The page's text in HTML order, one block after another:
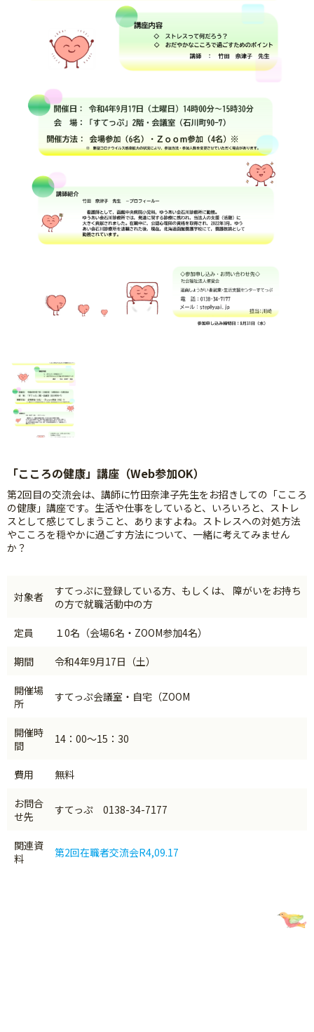
「こころの健康」講座（Web参加OK）
第2回目の交流会は、講師に竹田奈津子先生をお招きしての「こころ
の健康」講座です。生活や仕事をしていると、いろいろと、ストレ
スとして感じてしまうこと、ありますよね。ストレスへの対処方法
やこころを穏やかに過ごす方法について、一緒に考えてみません
か？
対象者
すてっぷに登録している方、もしくは、 障がいをお持ち
の方で就職活動中の方
定員 １0名（会場6名・ZOOM参加4名）
期間 令和4年9月17日（土）
開催場
所
すてっぷ会議室・自宅（ZOOM
開催時
間
14：00～15：30
費用 無料
お問合
せ先
すてっぷ 0138-34-7177
関連資
料
第2回在職者交流会R4,09.17